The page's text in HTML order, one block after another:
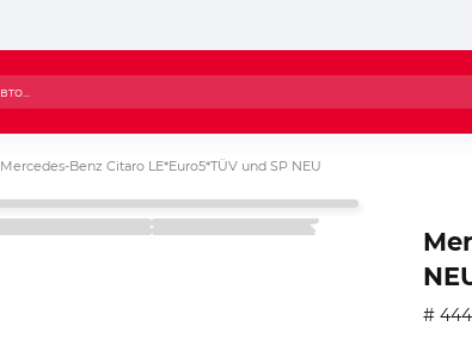
Mercedes-Benz Citaro LE*Euro5*TÜV und SP NEU
#